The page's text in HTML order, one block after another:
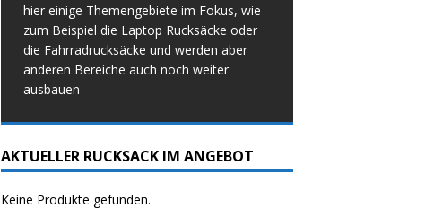
hier einige Themengebiete im Fokus, wie
zum Beispiel die Laptop Rucksäcke oder
die Fahrradrucksäcke und werden aber
anderen Bereiche auch noch weiter
ausbauen
AKTUELLER RUCKSACK IM ANGEBOT
Keine Produkte gefunden.